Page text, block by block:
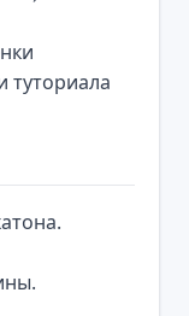
туториала